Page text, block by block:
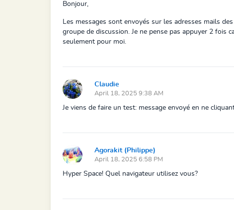
Bonjour,
Les messages sont envoyés sur les adresses mails
groupe de discussion. Je ne pense pas appuyer 2 fois
seulement pour moi.
Claudie
April 18, 2025 9:38 AM
Je viens de faire un test: message envoyé en ne
Agorakit (Philippe)
April 18, 2025 6:58 PM
Hyper Space! Quel navigateur utilisez vous?